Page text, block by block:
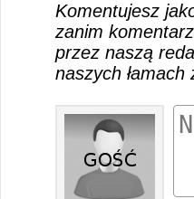
Komentujesz
zanim
przez naszą
naszych